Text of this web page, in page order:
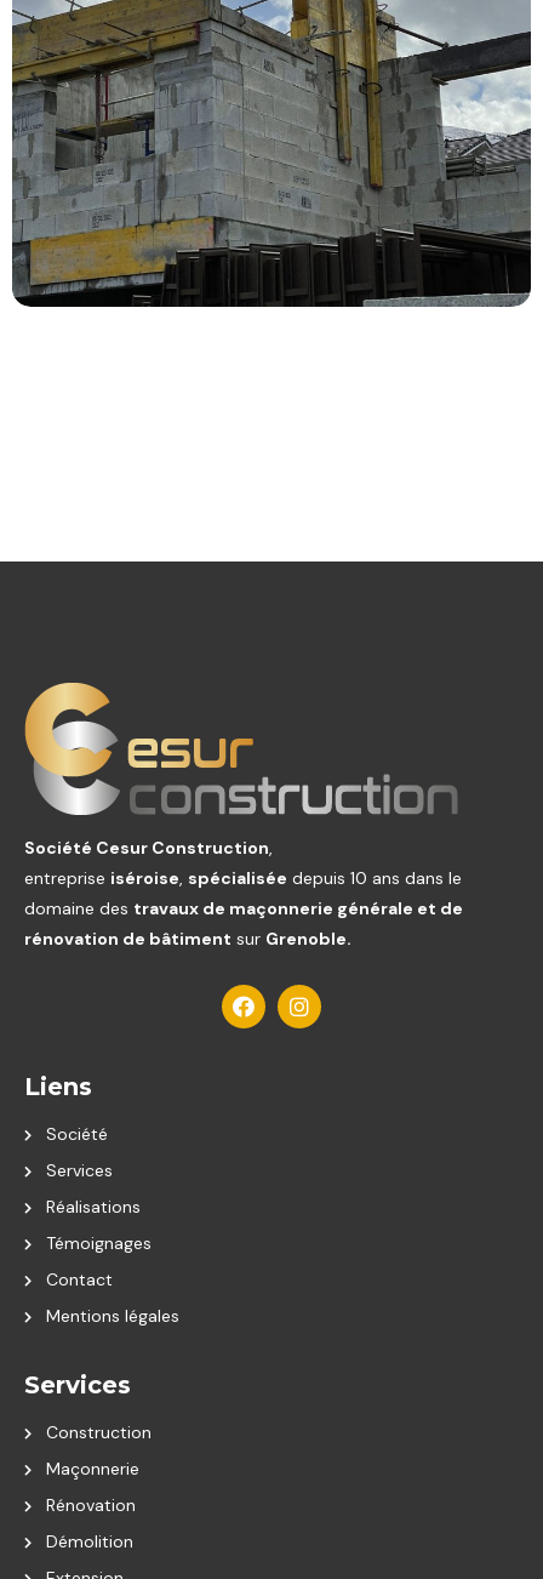
Société Cesur Construction,
entreprise iséroise, spécialisée depuis 10 ans dans le
domaine des travaux de maçonnerie générale et de
rénovation de bâtiment sur Grenoble.
Liens
Société
Services
Réalisations
Témoignages
Contact
Mentions légales
Services
Construction
Maçonnerie
Rénovation
Démolition